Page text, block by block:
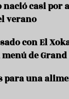
casi por
verano
con El
de
para una